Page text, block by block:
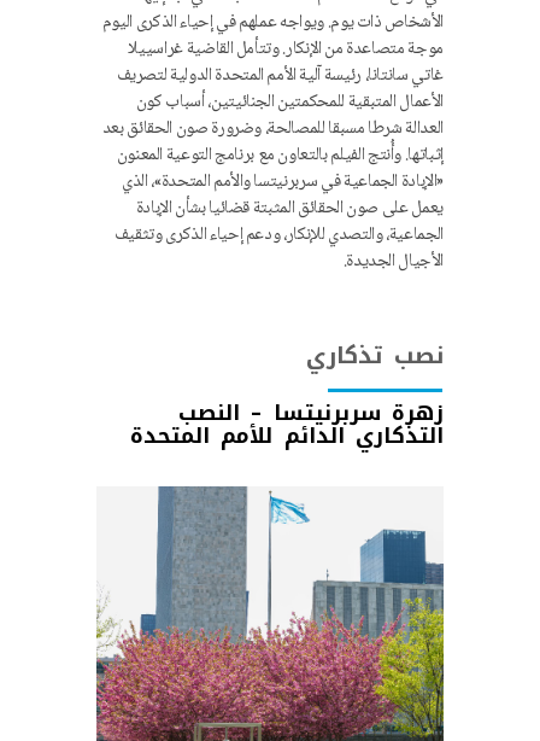
الأشخاص ذات يوم. ويواجه عملهم في إحياء الذكرى اليوم
موجة متصاعدة من الإنكار. وتتأمل القاضية غراسييلا
غاتي سانتانا، رئيسة آلية الأمم المتحدة الدولية لتصريف
الأعمال المتبقية للمحكمتين الجنائيتين، أسباب كون
العدالة شرطا مسبقا للمصالحة، وضرورة صون الحقائق بعد
إثباتها. وأُنتج الفيلم بالتعاون مع برنامج التوعية المعنون
«الإبادة الجماعية في سربرنيتسا والأمم المتحدة»، الذي
يعمل على صون الحقائق المثبتة قضائيا بشأن الإبادة
الجماعية، والتصدي للإنكار، ودعم إحياء الذكرى وتثقيف
الأجيال الجديدة.
نصب تذكاري
زهرة سربرنيتسا – النصب
التذكاري الدائم للأمم المتحدة